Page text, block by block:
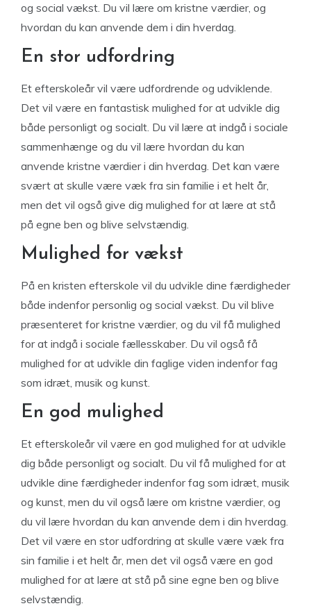
og social vækst. Du vil lære om kristne værdier, og
hvordan du kan anvende dem i din hverdag.
En stor udfordring
Et efterskoleår vil være udfordrende og udviklende.
Det vil være en fantastisk mulighed for at udvikle dig
både personligt og socialt. Du vil lære at indgå i sociale
sammenhænge og du vil lære hvordan du kan
anvende kristne værdier i din hverdag. Det kan være
svært at skulle være væk fra sin familie i et helt år,
men det vil også give dig mulighed for at lære at stå
på egne ben og blive selvstændig.
Mulighed for vækst
På en kristen efterskole vil du udvikle dine færdigheder
både indenfor personlig og social vækst. Du vil blive
præsenteret for kristne værdier, og du vil få mulighed
for at indgå i sociale fællesskaber. Du vil også få
mulighed for at udvikle din faglige viden indenfor fag
som idræt, musik og kunst.
En god mulighed
Et efterskoleår vil være en god mulighed for at udvikle
dig både personligt og socialt. Du vil få mulighed for at
udvikle dine færdigheder indenfor fag som idræt, musik
og kunst, men du vil også lære om kristne værdier, og
du vil lære hvordan du kan anvende dem i din hverdag.
Det vil være en stor udfordring at skulle være væk fra
sin familie i et helt år, men det vil også være en god
mulighed for at lære at stå på sine egne ben og blive
selvstændig.